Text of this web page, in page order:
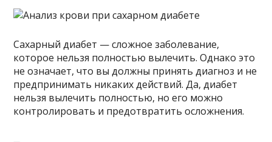
Сахарный диабет — сложное заболевание,
которое нельзя полностью вылечить. Однако это
не означает, что вы должны принять диагноз и не
предпринимать никаких действий. Да, диабет
нельзя вылечить полностью, но его можно
контролировать и предотвратить осложнения.